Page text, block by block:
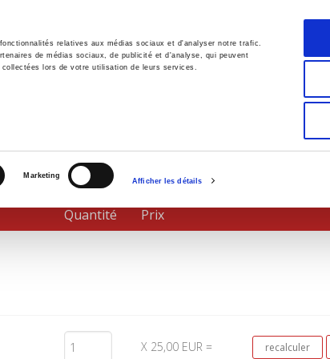
relatives aux médias sociaux et d'analyser notre trafic.
de médias sociaux, de publicité et d'analyse, qui peuvent
lors de votre utilisation de leurs services.
Marketing
Afficher les détails
Français
Histoire International
Quantité Prix
X 25,00 EUR =